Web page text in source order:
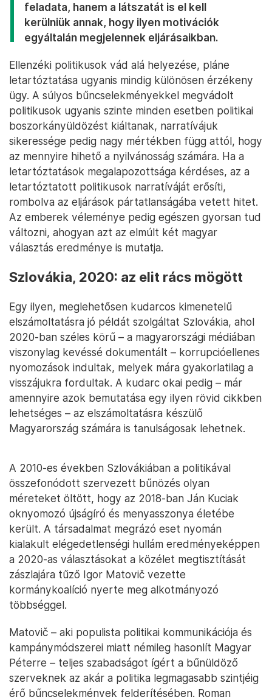
feladata, hanem a látszatát is el kell
kerülniük annak, hogy ilyen motivációk
egyáltalán megjelennek eljárásaikban.
Ellenzéki politikusok vád alá helyezése, pláne
letartóztatása ugyanis mindig különösen érzékeny
ügy. A súlyos bűncselekményekkel megvádolt
politikusok ugyanis szinte minden esetben politikai
boszorkányüldözést kiáltanak, narratívájuk
sikeressége pedig nagy mértékben függ attól, hogy
az mennyire hihető a nyilvánosság számára. Ha a
letartóztatások megalapozottsága kérdéses, az a
letartóztatott politikusok narratíváját erősíti,
rombolva az eljárások pártatlanságába vetett hitet.
Az emberek véleménye pedig egészen gyorsan tud
változni, ahogyan azt az elmúlt két magyar
választás eredménye is mutatja.
Szlovákia, 2020: az elit rács mögött
Egy ilyen, meglehetősen kudarcos kimenetelű
elszámoltatásra jó példát szolgáltat Szlovákia, ahol
2020-ban széles körű – a magyarországi médiában
viszonylag kevéssé dokumentált – korrupcióellenes
nyomozások indultak, melyek mára gyakorlatilag a
visszájukra fordultak. A kudarc okai pedig – már
amennyire azok bemutatása egy ilyen rövid cikkben
lehetséges – az elszámoltatásra készülő
Magyarország számára is tanulságosak lehetnek.
A 2010-es években Szlovákiában a politikával
összefonódott szervezett bűnözés olyan
méreteket öltött, hogy az 2018-ban Ján Kuciak
oknyomozó újságíró és menyasszonya életébe
került. A társadalmat megrázó eset nyomán
kialakult elégedetlenségi hullám eredményeképpen
a 2020-as választásokat a közélet megtisztítását
zászlajára tűző Igor Matovič vezette
kormánykoalíció nyerte meg alkotmányozó
többséggel.
Matovič – aki populista politikai kommunikációja és
kampánymódszerei miatt némileg hasonlít Magyar
Péterre – teljes szabadságot ígért a bűnüldöző
szerveknek az akár a politika legmagasabb szintjéig
érő bűncselekmények felderítésében. Roman